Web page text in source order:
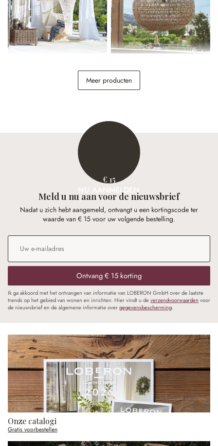
€ 198,00
Meer producten
€ 15
NU AANMELDEN
Meld u nu aan voor de nieuwsbrief
Nadat u zich hebt aangemeld, ontvangt u een kortingscode ter
waarde van € 15 voor uw volgende bestelling.
E-mailadres
Ontvang € 15 korting
Ik ga akkoord met het ontvangen van informatie van LOBERON GmbH over de laatste
trends op het gebied van wonen en inrichten. Hier vindt u deverzendvoorwaarden voor
de nieuwsbrief en de algemene informatie overgegevensbescherming.
Onze catalogi
Gratis voorbestellen